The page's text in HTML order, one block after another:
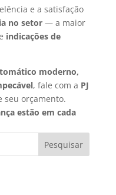
e a satisfação
no setor— a maior
indicações de
moderno,
, fale com a PJ
seu orçamento.
estão em cada
Pesquisar